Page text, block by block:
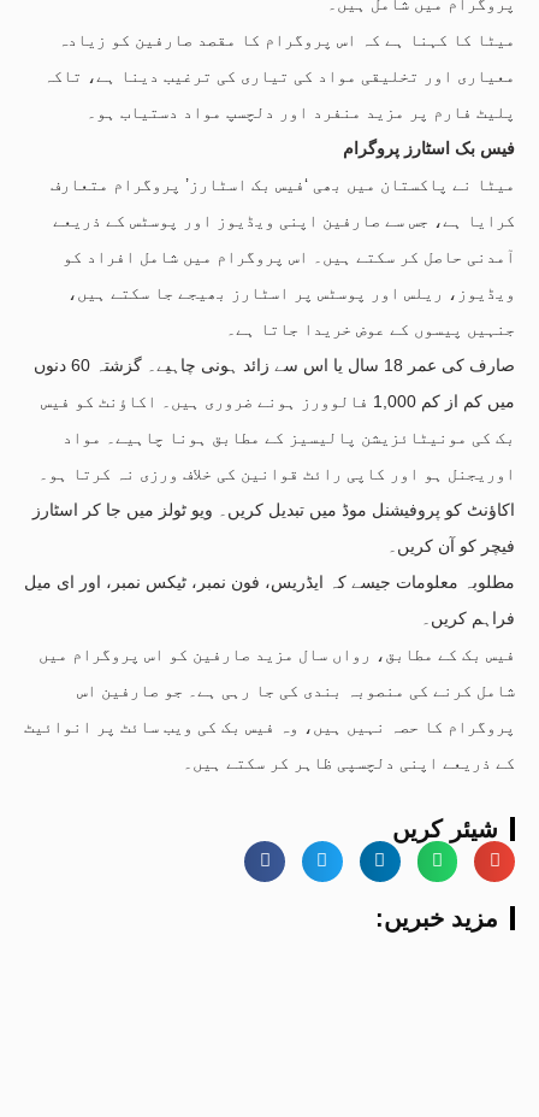
میٹا کا کہنا ہے کہ اس پروگرام کا مقصد صارفین کو زیادہ
معیاری اور تخلیقی مواد کی تیاری کی ترغیب دینا ہے، تاکہ
پلیٹ فارم پر مزید منفرد اور دلچسپ مواد دستیاب ہو۔
فیس بک اسٹارز پروگرام
میٹا نے پاکستان میں بھی ‘فیس بک اسٹارز’ پروگرام متعارف
کرایا ہے، جس سے صارفین اپنی ویڈیوز اور پوسٹس کے ذریعے
آمدنی حاصل کر سکتے ہیں۔ اس پروگرام میں شامل افراد کو
ویڈیوز، ریلس اور پوسٹس پر اسٹارز بھیجے جا سکتے ہیں،
جنہیں پیسوں کے عوض خریدا جاتا ہے۔
صارف کی عمر 18 سال یا اس سے زائد ہونی چاہیے۔ گزشتہ 60 دنوں
میں کم از کم 1,000 فالوورز ہونے ضروری ہیں۔ اکاؤنٹ کو فیس
بک کی مونیٹائزیشن پالیسیز کے مطابق ہونا چاہیے۔ مواد
اوریجنل ہو اور کاپی رائٹ قوانین کی خلاف ورزی نہ کرتا ہو۔
اکاؤنٹ کو پروفیشنل موڈ میں تبدیل کریں۔ ویو ٹولز میں جا کر اسٹارز
فیچر کو آن کریں۔
مطلوبہ معلومات جیسے کہ ایڈریس، فون نمبر، ٹیکس نمبر، اور ای میل
فراہم کریں۔
فیس بک کے مطابق، رواں سال مزید صارفین کو اس پروگرام میں
شامل کرنے کی منصوبہ بندی کی جا رہی ہے۔ جو صارفین اس
پروگرام کا حصہ نہیں ہیں، وہ فیس بک کی ویب سائٹ پر انوائیٹ
کے ذریعے اپنی دلچسپی ظاہر کر سکتے ہیں۔
شیئر کریں
:مزید خبریں